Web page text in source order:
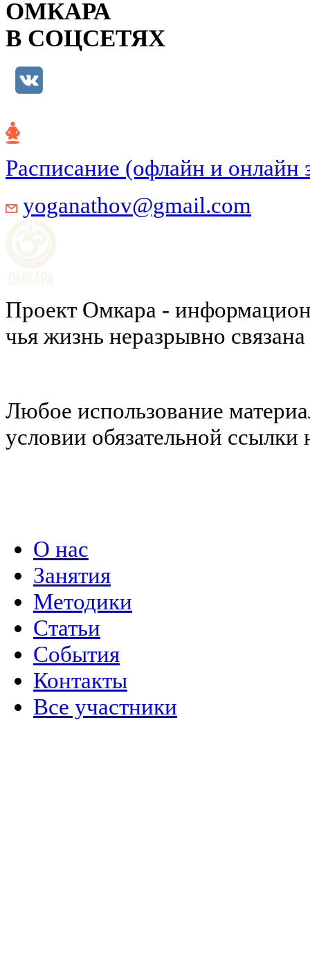
ОМКАРА
В СОЦСЕТЯХ
Расписание (офлайн и онлайн
yoganathov@gmail.com
Проект Омкара -
чья жизнь неразрывно
Любое использование
условии обязательной ссылки
О нас
Занятия
Методики
Статьи
События
Контакты
Все участники